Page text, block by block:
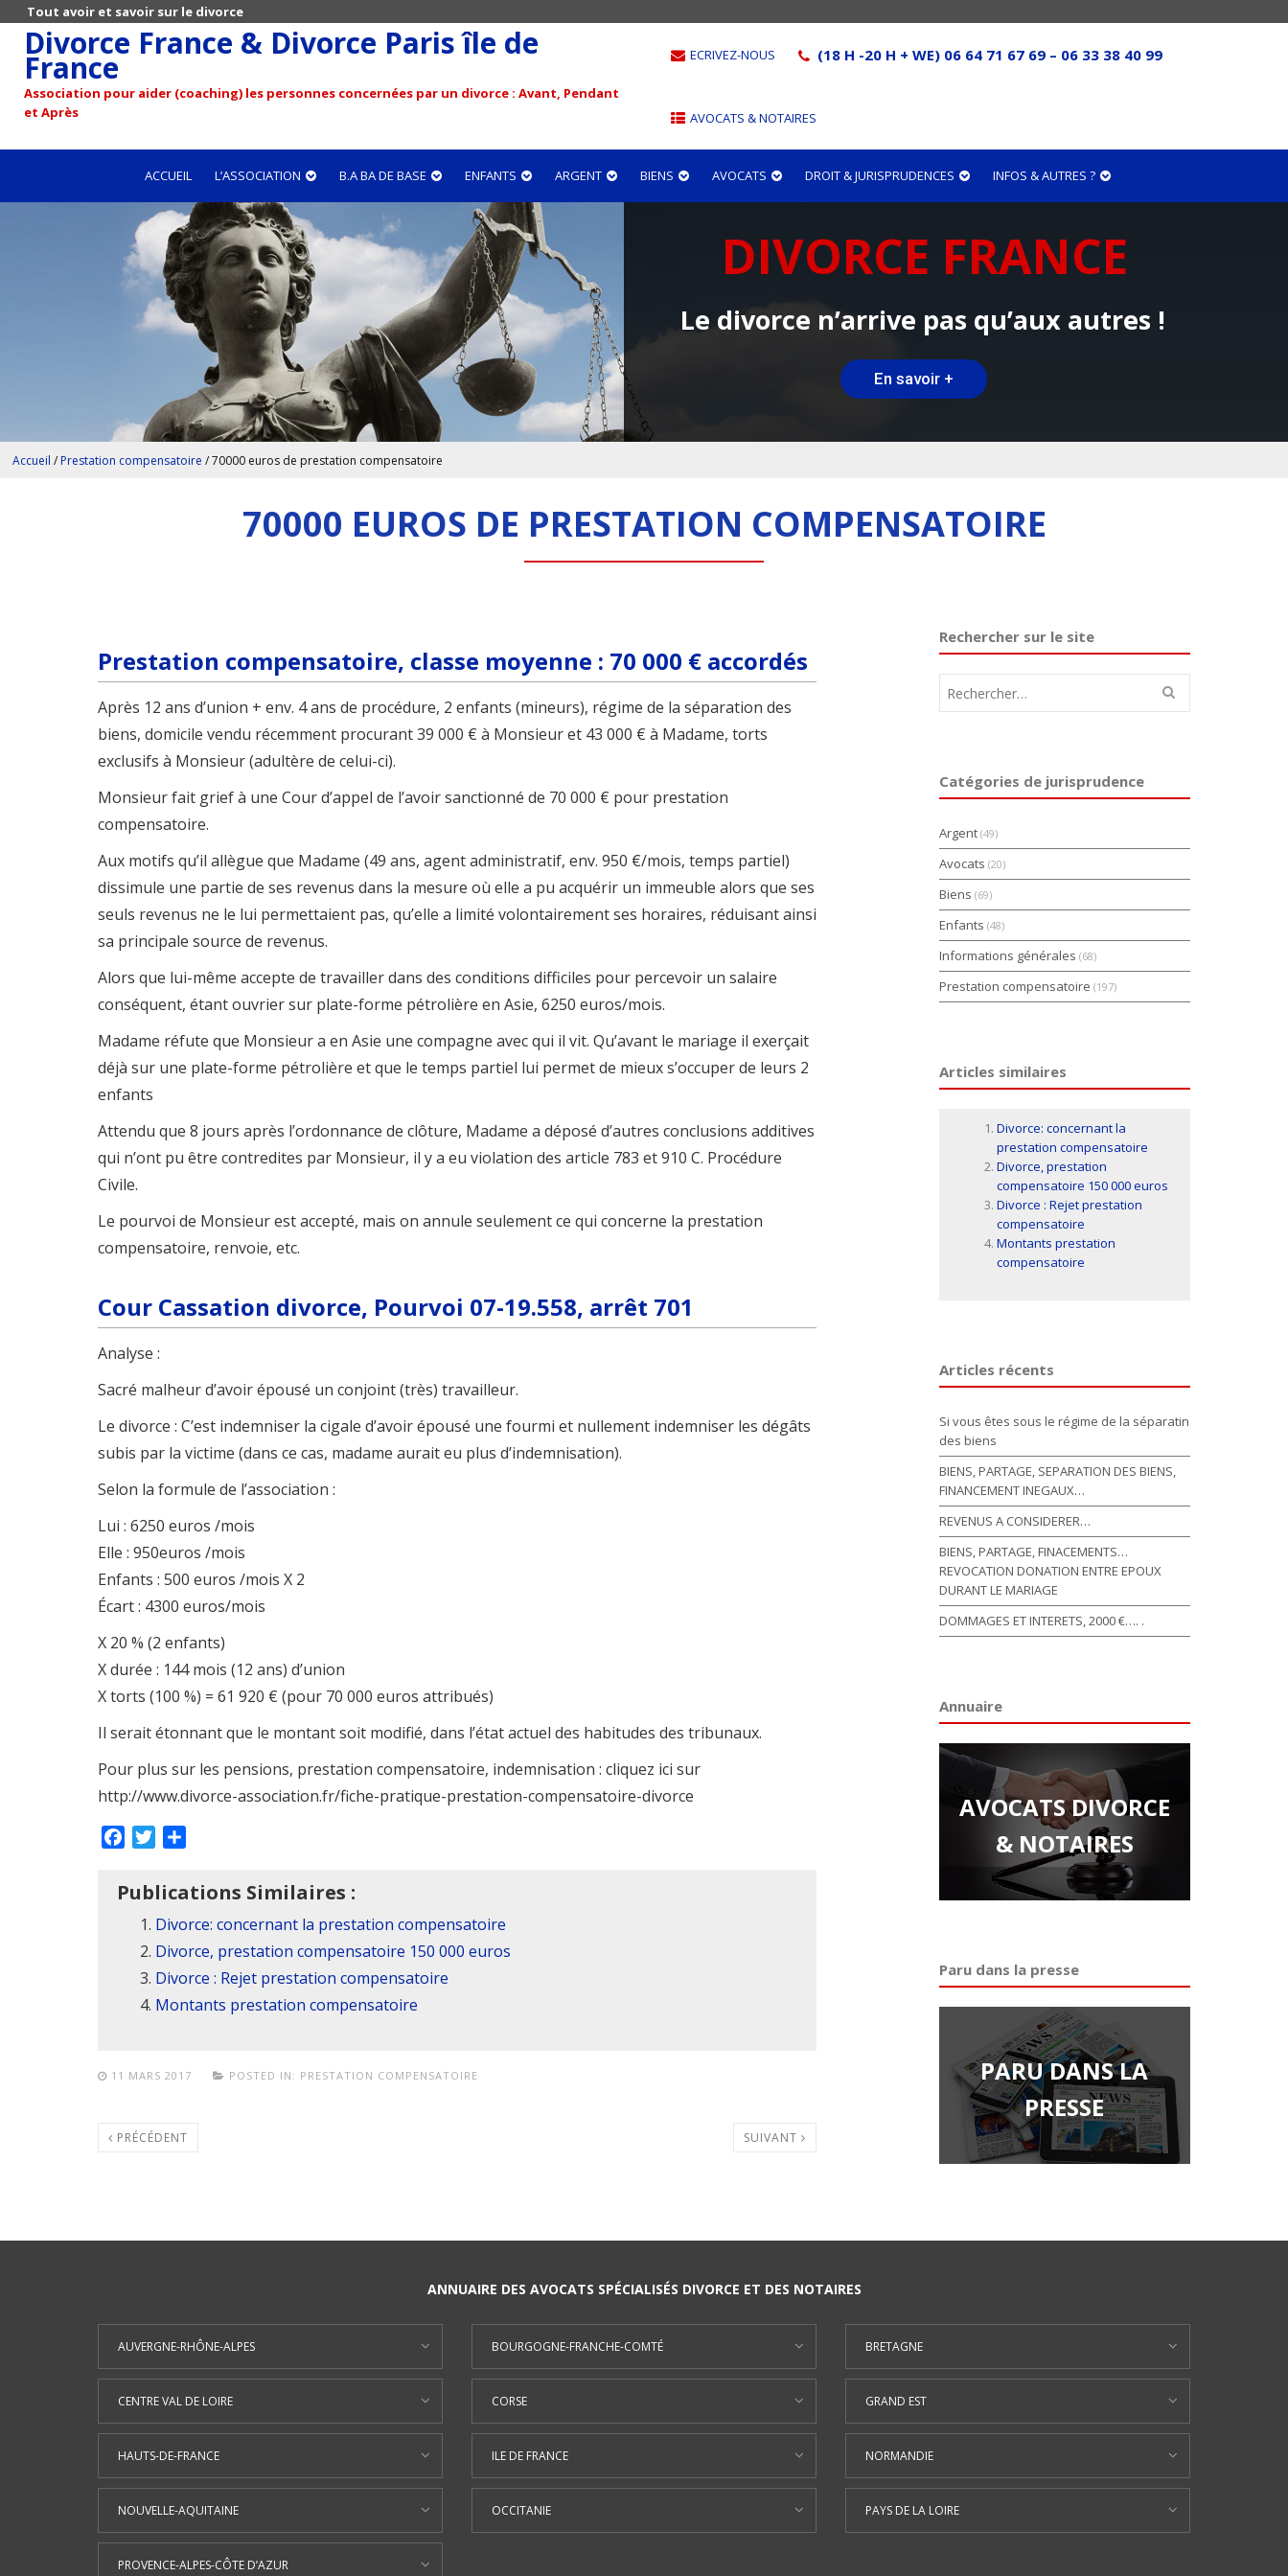
Tout avoir et savoir sur le divorce
Divorce France & Divorce Paris île de
France
Association pour aider (coaching) les personnes concernées par un divorce : Avant, Pendant
et Après
ECRIVEZ-NOUS (18 H -20 H + WE) 06 64 71 67 69 – 06 33 38 40 99
AVOCATS & NOTAIRES
ACCUEIL L’ASSOCIATION B.A BA DE BASE ENFANTS ARGENT BIENS AVOCATS DROIT & JURISPRUDENCES INFOS & AUTRES ?
DIVORCE FRANCE
Le divorce n’arrive pas qu’aux autres !
En savoir +
Accueil / Prestation compensatoire /70000 euros de prestation compensatoire
70000 EUROS DE PRESTATION COMPENSATOIRE
Prestation compensatoire, classe moyenne : 70 000 € accordés
Après 12 ans d’union + env. 4 ans de procédure, 2 enfants (mineurs), régime de la séparation des
biens, domicile vendu récemment procurant 39 000 € à Monsieur et 43 000 € à Madame, torts
exclusifs à Monsieur (adultère de celui-ci).
Monsieur fait grief à une Cour d’appel de l’avoir sanctionné de 70 000 € pour prestation
compensatoire.
Aux motifs qu’il allègue que Madame (49 ans, agent administratif, env. 950 €/mois, temps partiel)
dissimule une partie de ses revenus dans la mesure où elle a pu acquérir un immeuble alors que ses
seuls revenus ne le lui permettaient pas, qu’elle a limité volontairement ses horaires, réduisant ainsi
sa principale source de revenus.
Alors que lui-même accepte de travailler dans des conditions difficiles pour percevoir un salaire
conséquent, étant ouvrier sur plate-forme pétrolière en Asie, 6250 euros/mois.
Madame réfute que Monsieur a en Asie une compagne avec qui il vit. Qu’avant le mariage il exerçait
déjà sur une plate-forme pétrolière et que le temps partiel lui permet de mieux s’occuper de leurs 2
enfants
Attendu que 8 jours après l’ordonnance de clôture, Madame a déposé d’autres conclusions additives
qui n’ont pu être contredites par Monsieur, il y a eu violation des article 783 et 910 C. Procédure
Civile.
Le pourvoi de Monsieur est accepté, mais on annule seulement ce qui concerne la prestation
compensatoire, renvoie, etc.
Cour Cassation divorce, Pourvoi 07-19.558, arrêt 701
Analyse :
Sacré malheur d’avoir épousé un conjoint (très) travailleur.
Le divorce : C’est indemniser la cigale d’avoir épousé une fourmi et nullement indemniser les dégâts
subis par la victime (dans ce cas, madame aurait eu plus d’indemnisation).
Selon la formule de l’association :
Lui : 6250 euros /mois
Elle : 950euros /mois
Enfants : 500 euros /mois X 2
Écart : 4300 euros/mois
X 20 % (2 enfants)
X durée : 144 mois (12 ans) d’union
X torts (100 %) = 61 920 € (pour 70 000 euros attribués)
Il serait étonnant que le montant soit modifié, dans l’état actuel des habitudes des tribunaux.
Pour plus sur les pensions, prestation compensatoire, indemnisation : cliquez ici sur
http://www.divorce-association.fr/fiche-pratique-prestation-compensatoire-divorce
FacebookTwitter
Publications Similaires :
Divorce: concernant la prestation compensatoire
Divorce, prestation compensatoire 150 000 euros
Divorce : Rejet prestation compensatoire
Montants prestation compensatoire
11 MARS 2017 POSTED IN: PRESTATION COMPENSATOIRE
PRÉCÉDENT SUIVANT
Rechercher sur le site
Catégories de jurisprudence
Argent(49)
Avocats (20)
Biens (69)
Enfants (48)
Informations générales (68)
Prestation compensatoire (197)
Articles similaires
Divorce: concernant la
prestation compensatoire
Divorce, prestation
compensatoire 150 000 euros
Divorce : Rejet prestation
compensatoire
Montants prestation
compensatoire
Articles récents
Si vous êtes sous le régime de la séparatin
des biens
BIENS, PARTAGE, SEPARATION DES BIENS,
FINANCEMENT INEGAUX…
REVENUS A CONSIDERER…
BIENS, PARTAGE, FINACEMENTS…
REVOCATION DONATION ENTRE EPOUX
DURANT LE MARIAGE
DOMMAGES ET INTERETS, 2000 €…. .
Annuaire
AVOCATS DIVORCE
& NOTAIRES
Paru dans la presse
PARU DANS LA
PRESSE
ANNUAIRE DES AVOCATS SPÉCIALISÉS DIVORCE ET DES NOTAIRES
AUVERGNE-RHÔNE-ALPES
CENTRE VAL DE LOIRE
HAUTS-DE-FRANCE
NOUVELLE-AQUITAINE
PROVENCE-ALPES-CÔTE D’AZUR
BOURGOGNE-FRANCHE-COMTÉ
CORSE
ILE DE FRANCE
OCCITANIE
BRETAGNE
GRAND EST
NORMANDIE
PAYS DE LA LOIRE